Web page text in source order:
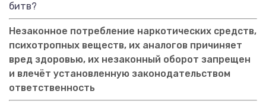
битв?
Незаконное потребление наркотических средств,
психотропных веществ, их аналогов причиняет
вред здоровью, их незаконный оборот запрещен
и влечёт установленную законодательством
ответственность